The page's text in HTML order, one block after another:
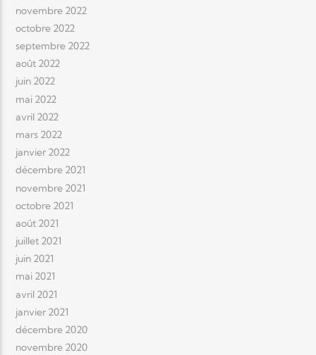
novembre 2022
octobre 2022
septembre 2022
août 2022
juin 2022
mai 2022
avril 2022
mars 2022
janvier 2022
décembre 2021
novembre 2021
octobre 2021
août 2021
juillet 2021
juin 2021
mai 2021
avril 2021
janvier 2021
décembre 2020
novembre 2020